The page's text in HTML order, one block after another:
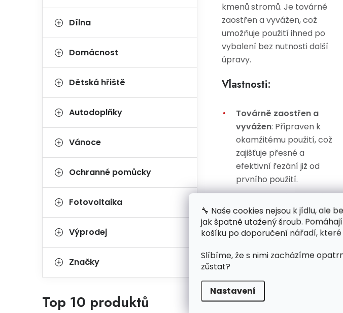
🔧 Naše cookies nejsou k jídlu, ale
jak špatně utažený šroub.
košíku po doporučení nářadí, které
Slíbíme, že s nimi zacházíme
zůstat?
Nastavení
Dílna
Domácnost
Dětská hřiště
Autodoplňky
Vánoce
Ochranné pomůcky
Fotovoltaika
Výprodej
Značky
Top 10 produktů
kmenů stromů. Je továrně
zaostřen a vyvážen, což
umožňuje použití ihned po
vybalení bez nutnosti další
úpravy.
Vlastnosti:
Továrně zaostřen a
vyvážen: Připraven k
okamžitému použití, což
zajišťuje přesné a
efektivní řezání již od
prvního použití.
Jednoduchá a rychlá
instalace: Kotouč lze
snadno vyměnit díky
intuitivnímu montážnímu
systému, což umožňuje
Odolný materiál